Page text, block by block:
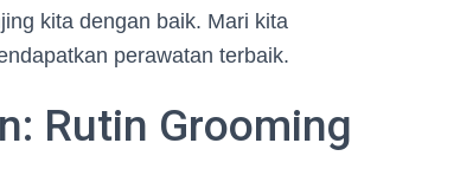
kita dengan baik. Mari kita
perawatan terbaik.
Rutin Grooming